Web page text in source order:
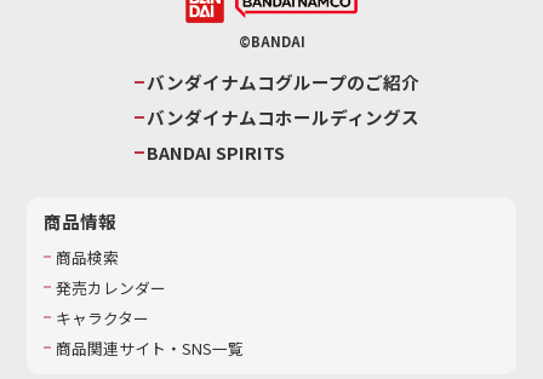
©BANDAI
バンダイナムコグループのご紹介
バンダイナムコホールディングス
BANDAI SPIRITS
商品情報
商品検索
発売カレンダー
キャラクター
商品関連サイト・SNS一覧